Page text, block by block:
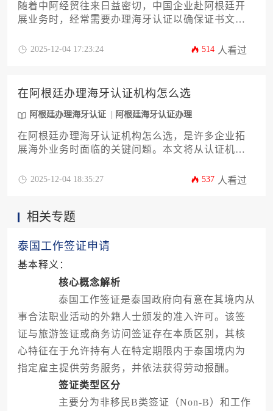
随着中阿经贸往来日益密切，中国企业赴阿根廷开
展业务时，经常需要办理海牙认证以确保证书文件
构，企业主如何精准选择靠谱的合作伙伴成为关
套切实可行的评估体系。通过专业解读阿根廷办理
海牙认证的特殊要求，帮助企业规避常见陷阱，提
升跨境文书合规效率。
2025-12-04 17:23:24 514 人看过
在阿根廷办理海牙认证机构怎么选
阿根廷办理海牙认证 阿根廷海牙认证办理
在阿根廷办理海牙认证机构怎么选，是许多企业拓
展海外业务时面临的关键问题。本文将从认证机构
持、本地资源、案例经验、售后保障、办理流程、
入分析每个维度的具体标准和实操要点，帮助企业
过程顺利推进，为国际商业活动奠定法律基础。
2025-12-04 18:35:27 537 人看过
相关专题
泰国工作签证申请
基本释义：
核心概念解析
泰国工作签证是泰国政府向有意在其境内从
事合法职业活动的外籍人士颁发的准入许可。该签
证与旅游签证或商务访问签证存在本质区别，其核
心特征在于允许持有人在特定期限内于泰国境内为
指定雇主提供劳务服务，并依法获得劳动报酬。
签证类型区分
主要分为非移民B类签证（Non-B）和工作